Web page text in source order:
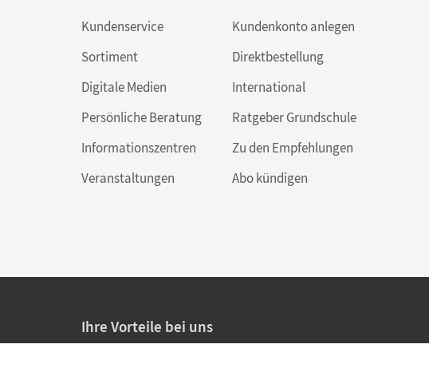
Kundenservice
Sortiment
Digitale Medien
Persönliche Beratung
Informationszentren
Veranstaltungen
Kundenkonto anlegen
Direktbestellung
International
Ratgeber Grundschule
Zu den Empfehlungen
Abo kündigen
Ihre Vorteile bei uns